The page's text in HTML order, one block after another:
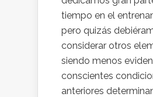
tiempo en el
pero quizás
considerar otros
siendo menos
conscientes
anteriores